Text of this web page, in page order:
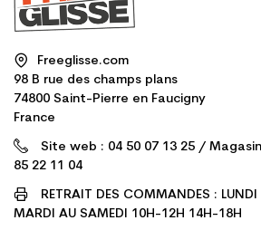
Freeglisse.com
98 B rue des champs plans
74800 Saint-Pierre en Faucigny
France
Site web : 04 50 07 13 25 /
85 22 11 04
RETRAIT DES COMMANDES :
MARDI AU SAMEDI 10H-12H 14H-18H